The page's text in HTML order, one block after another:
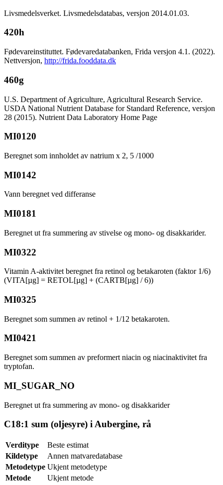
Livsmedelsverket. Livsmedelsdatabas, versjon 2014.01.03.
420h
Fødevareinstituttet. Fødevaredatabanken, Frida versjon 4.1. (2022).
Nettversjon, http://frida.fooddata.dk
460g
U.S. Department of Agriculture, Agricultural Research Service.
USDA National Nutrient Database for Standard Reference, versjon
28 (2015). Nutrient Data Laboratory Home Page
MI0120
Beregnet som innholdet av natrium x 2, 5 /1000
MI0142
Vann beregnet ved differanse
MI0181
Beregnet ut fra summering av stivelse og mono- og disakkarider.
MI0322
Vitamin A-aktivitet beregnet fra retinol og betakaroten (faktor 1/6)
(VITA[µg] = RETOL[µg] + (CARTB[µg] / 6))
MI0325
Beregnet som summen av retinol + 1/12 betakaroten.
MI0421
Beregnet som summen av preformert niacin og niacinaktivitet fra
tryptofan.
MI_SUGAR_NO
Beregnet ut fra summering av mono- og disakkarider
C18:1 sum (oljesyre) i Aubergine, rå
Verditype
Beste estimat
Kildetype
Annen matvaredatabase
Metodetype Ukjent metodetype
Metode
Ukjent metode